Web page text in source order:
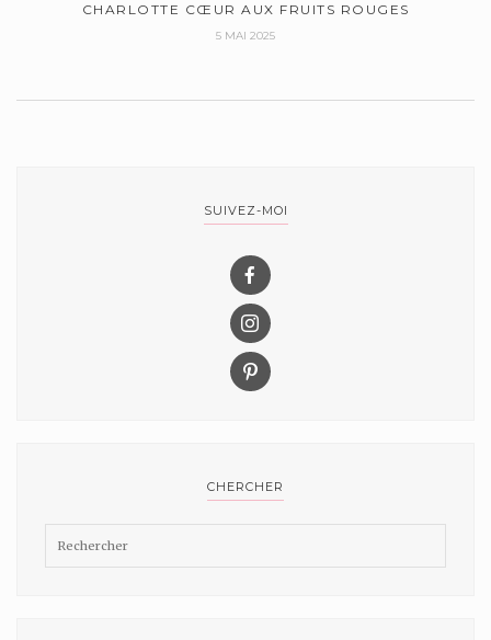
CHARLOTTE CŒUR AUX FRUITS ROUGES
5 MAI 2025
SUIVEZ-MOI
CHERCHER